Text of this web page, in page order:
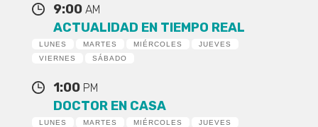
9:00 AM
ACTUALIDAD EN TIEMPO REAL
LUNES MARTES MIÉRCOLES
JUEVES
VIERNES
SÁBADO
1:00 PM
DOCTOR EN CASA
LUNES MARTES MIÉRCOLES
JUEVES